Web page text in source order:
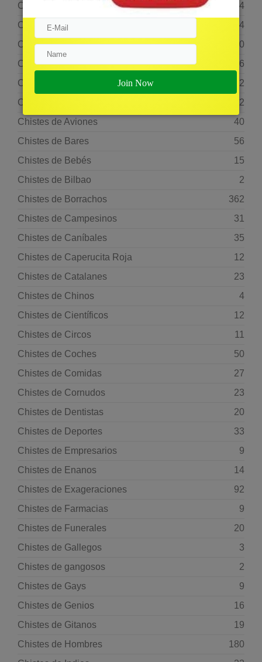
Chistes Crueles
114
Chistes de Abogados
104
Chistes de Amigos
270
Chistes de Ancianos
126
Chistes de Animales
482
Chistes de Argentinos
2
Chistes de Aviones
40
Chistes de Bares
56
Chistes de Bebés
15
Chistes de Bilbao
2
Chistes de Borrachos
362
Chistes de Campesinos
31
Chistes de Caníbales
35
Chistes de Caperucita Roja
12
Chistes de Catalanes
23
Chistes de Chinos
4
Chistes de Científicos
12
Chistes de Circos
11
Chistes de Coches
50
Chistes de Comidas
27
Chistes de Cornudos
23
Chistes de Dentistas
20
Chistes de Deportes
33
Chistes de Empresarios
9
Chistes de Enanos
14
Chistes de Exageraciones
92
Chistes de Farmacias
9
Chistes de Funerales
20
Chistes de Gallegos
3
Chistes de gangosos
2
Chistes de Gays
9
Chistes de Genios
16
Chistes de Gitanos
19
Chistes de Hombres
180